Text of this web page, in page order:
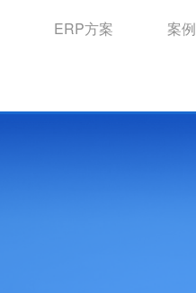
ERP方案 案例